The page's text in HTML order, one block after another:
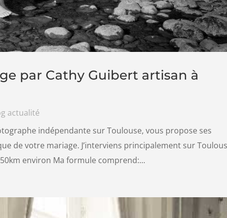
par Cathy Guibert artisan à
actualité
indépendante sur Toulouse, vous propose ses
de votre mariage. J’interviens principalement sur
environ Ma formule comprend:...